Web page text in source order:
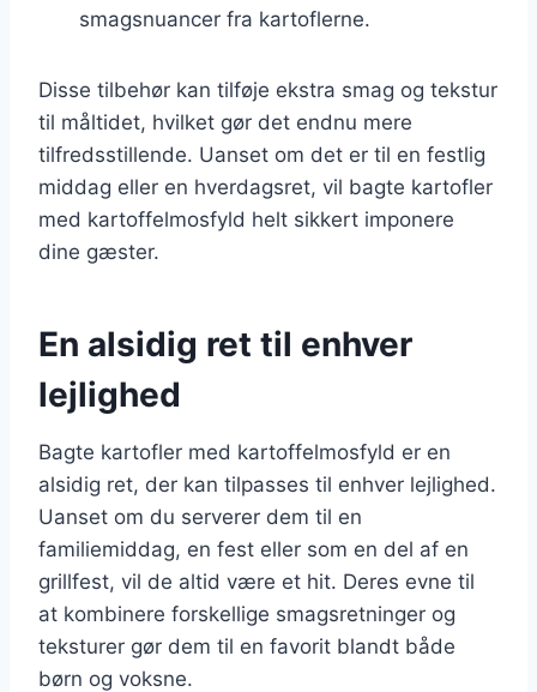
smagsnuancer fra kartoflerne.
Disse tilbehør kan tilføje ekstra smag og tekstur
til måltidet, hvilket gør det endnu mere
tilfredsstillende. Uanset om det er til en festlig
middag eller en hverdagsret, vil bagte kartofler
med kartoffelmosfyld helt sikkert imponere
dine gæster.
En alsidig ret til enhver
lejlighed
Bagte kartofler med kartoffelmosfyld er en
alsidig ret, der kan tilpasses til enhver lejlighed.
Uanset om du serverer dem til en
familiemiddag, en fest eller som en del af en
grillfest, vil de altid være et hit. Deres evne til
at kombinere forskellige smagsretninger og
teksturer gør dem til en favorit blandt både
børn og voksne.